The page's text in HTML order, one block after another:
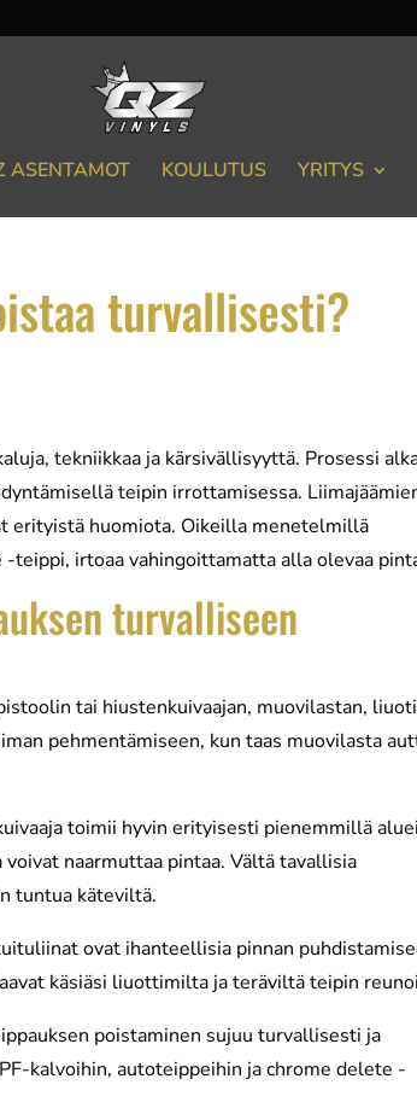
ASENTAMOT KOULUTUS YRITYS
turvallisesti?
tekniikkaa ja kärsivällisyyttä. Prosessi
teipin irrottamisessa.
erityistä huomiota. Oikeilla menetelmillä
irtoaa vahingoittamatta alla olevaa
turvalliseen
tai hiustenkuivaajan, muovilastan,
pehmentämiseen, kun taas muovilasta
toimii hyvin erityisesti pienemmillä
naarmuttaa pintaa. Vältä tavallisia
tuntua käteviltä.
ovat ihanteellisia pinnan
käsiäsi liuottimilta ja teräviltä teipin
poistaminen sujuu turvallisesti ja
kalvoihin, autoteippeihin ja chrome delete -